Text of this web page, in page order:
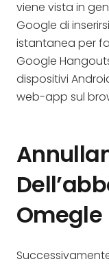
viene vista in
Google di
istantanea per
Google
dispositivi
web-app sul
Omegle